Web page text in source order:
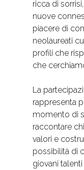
ricca di
nuove
piacere di
neolaureati
profili che
che
La
rappresenta
momento di
raccontare
valori e
possibilità di
giovani